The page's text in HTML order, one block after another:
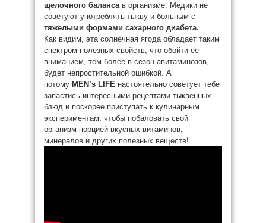
щелочного балансав организме. Медики не
советуют употреблять тыкву и больным с
тяжелыми формами сахарного диабета.
Как видим, эта солнечная ягода обладает таким
спектром полезных свойств, что обойти ее
вниманием, тем более в сезон авитаминозов,
будет непростительной ошибкой. А
потому MEN’s LIFE настоятельно советует тебе
запастись интересными рецептами тыквенных
блюд и поскорее приступать к кулинарным
экспериментам, чтобы побаловать свой
организм порцией вкусных витаминов,
минералов и других полезных веществ!